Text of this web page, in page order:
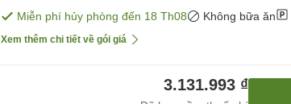
bao gồm bữa ăn]
Miễn phí hủy phòng đến 18 Th08 Không bữa ăn
Xem thêm chi tiết về gói giá
3.131.993 ₫